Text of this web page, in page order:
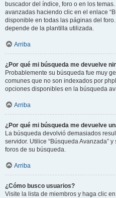
buscador del índice, foro o en los
avanzadas haciendo clic en el enlace
disponible en todas las páginas del
depende de la plantilla utilizada.
Arriba
¿Por qué mi búsqueda me devuelve
Probablemente su búsqueda fue muy
comunes que no son indexados por
opciones disponibles en la búsqueda
Arriba
¿Por qué mi búsqueda me devuelve
La búsqueda devolvió demasiados
servidor. Utilice “Búsqueda Avanzada”
foros de su búsqueda.
Arriba
¿Cómo busco usuarios?
Visite la lista de miembros y haga clic